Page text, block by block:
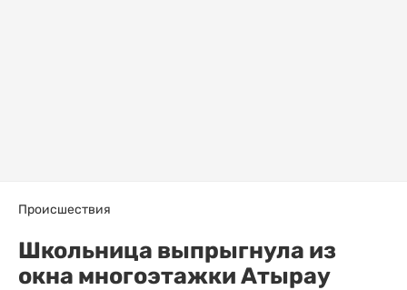
Происшествия
Школьница выпрыгнула из
окна многоэтажки Атырау